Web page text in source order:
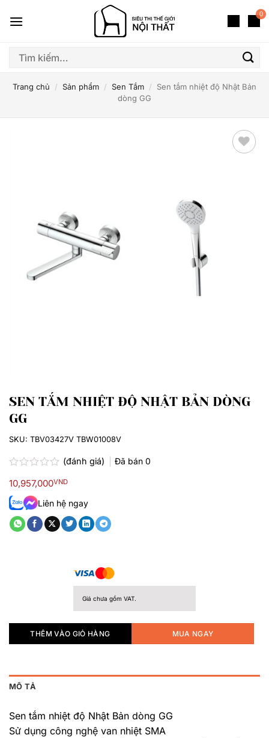
qua
dung
0
Tìm
Trang chủ / Sản phẩm / Sen Tắm /
Sen tắm nhiệt độ Nhật Bản
dòng GG
SEN TẮM NHIỆT ĐỘ NHẬT BẢN DÒNG
GG
xếp
hạng
0.0
5
sao
(đánh giá) Đã bán 0
10,957,000VND
Liên hệ ngay
Giá chưa gồm VAT.
THÊM VÀO GIỎ HÀNG MUA NGAY
SKU: TBV03427V TBW01008V
MÔ TẢ
Sen tắm nhiệt độ Nhật Bản dòng GG
Sử dụng công nghệ van nhiệt SMA